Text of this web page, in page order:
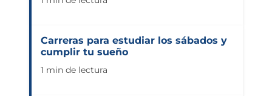
Carreras para estudiar los sábados y
cumplir tu sueño
1 min de lectura